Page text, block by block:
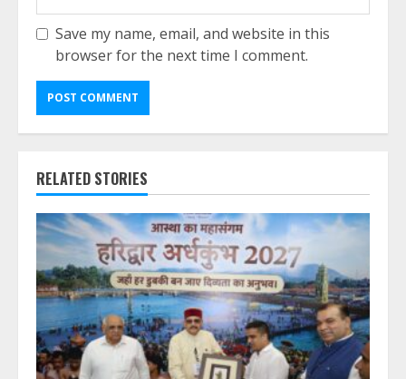
Save my name, email, and website in this
browser for the next time I comment.
RELATED STORIES